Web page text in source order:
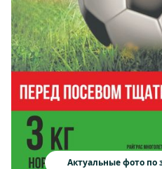
Актуальные фото по